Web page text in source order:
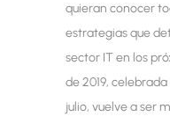
quieran conocer
estrategias que
sector IT en los
de 2019, celebrada
julio, vuelve a ser